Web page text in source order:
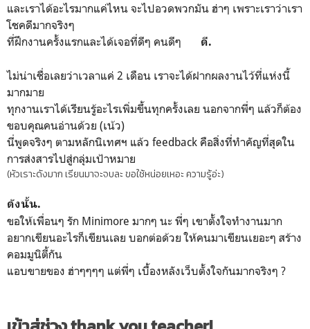
และเราได้อะไรมากแค่ไหน จะไปอวดพวกมัน ฮ่าๆ เพราะเราว่าเรา
โชคดีมากจริงๆ
ที่ฝึกงานครั้งแรกและได้เจอที่ดีๆ คนดีๆ ดี.
ไม่น่าเชื่อเลยว่าเวลาแค่ 2 เดือน เราจะได้ฝากผลงานไว้ที่แห่งนี้
มากมาย
ทุกงานเราได้เรียนรู้อะไรเพิ่มขึ้นทุกครั้งเลย นอกจากพี่ๆ แล้วก็ต้อง
ขอบคุณคนอ่านด้วย (เน้ว)
นี่พูดจริงๆ ตามหลักนิเทศฯ แล้ว feedback คือสิ่งที่ทำคัญที่สุดใน
การส่งสารไปสู่กลุ่มเป้าหมาย
(หัวเราะดังมาก เรียนมาจะจบละ ขอใช้หน่อยเหอะ ความรู้อ่ะ)
ดังนั้น.
ขอให้เพื่อนๆ รัก Minimore มากๆ นะ พี่ๆ เขาตั้งใจทำงานมาก
อยากเขียนอะไรก็เขียนเลย บอกต่อด้วย ให้คนมาเขียนเยอะๆ สร้าง
คอมมูนิตี้กัน
แอบขายของ ฮ่าๆๆๆๆ แต่พี่ๆ เบื้องหลังเว็บตั้งใจกันมากจริงๆ ?